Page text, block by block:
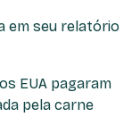
em seu relatório
EUA pagaram
pela carne